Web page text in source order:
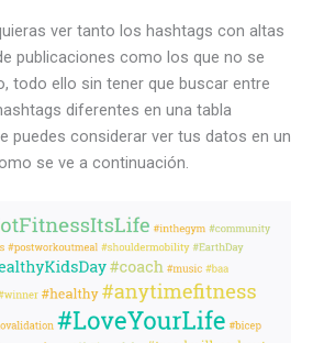
ver tanto los hashtags con altas
publicaciones como los que no se
todo ello sin tener que buscar entre
diferentes en una tabla
puedes considerar ver tus datos en un
se ve a continuación.